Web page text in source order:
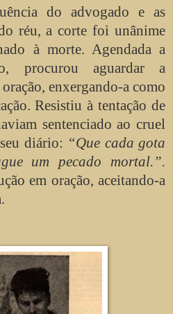
do advogado e as
réu, a corte foi unânime
à morte. Agendada a
procurou aguardar a
enxergando-a como
Resistiu à tentação de
sentenciado ao cruel
diário: “Que cada gota
um pecado mortal.”.
em oração, aceitando-a